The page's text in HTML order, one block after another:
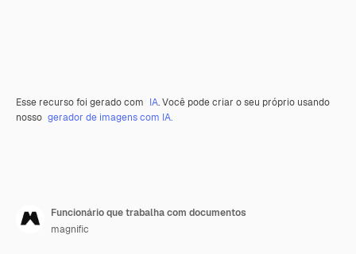
Esse recurso foi gerado com IA. Você pode criar o seu próprio usando
nosso gerador de imagens com IA.
Funcionário que trabalha com documentos
magnific